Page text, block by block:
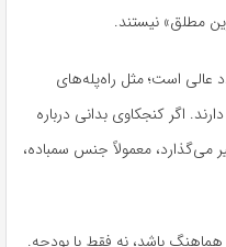
مطلق» نیستند.
عالی است؛ مثل راه‌پله‌های
اگر کنجکاوی بدانی درباره
می‌گذارد، معمولاً جنس سمباده،
باشد، نه فقط با بودجه.